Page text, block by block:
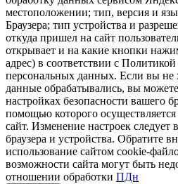
местоположении; тип, версия и
Браузера; тип устройства и
откуда пришел на сайт
открывает и на какие кнопки
адрес) в соответствии с
персональных данных. Если вы не
данные обрабатывались, вы
настройках безопасности вашего
помощью которого
сайт. Изменение настроек
браузера и устройства. Обратите
использование сайтом cookie-
возможности сайта могут быть
отношении обработки ПДн